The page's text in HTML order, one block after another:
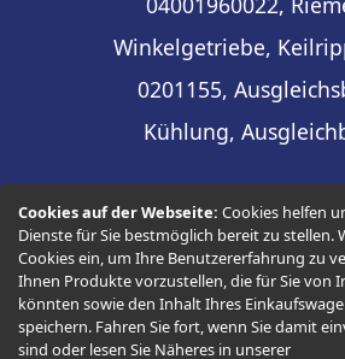
Cookies auf der Webseite:Cookies helfen
Dienste für Sie bestmöglich bereit zu stellen.
Cookies ein, um Ihre Benutzererfahrung zu
Ihnen Produkte vorzustellen, die für Sie von
könnten sowie den Inhalt Ihres
speichern. Fahren Sie fort, wenn Sie damit
sind oder lesen Sie Näheres in unserer
Winkelgetriebe,
0201155,
Kühlung,
© 2026 -Thüringer